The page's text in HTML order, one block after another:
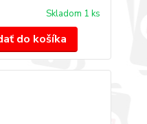
Skladom 1 ks
do košíka